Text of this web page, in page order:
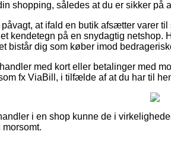
shopping, således at du er sikker på
at ifald en butik afsætter varer
kendetegn på en snydagtig netshop.
bistår dig som køber imod
med kort eller betalinger med
fx ViaBill, i tilfælde af at du har til
i en shop kunne de i